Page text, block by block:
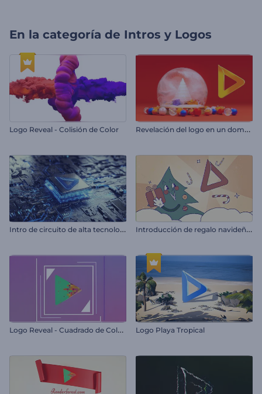
En la categoría de Intros y Logos
Logo Reveal - Colisión de Color R
evelación del logo en un domo de nieve
I
ntro de circuito de alta tecnología I
ntroducción de regalo navideño de dibujos animados
L
ogo Reveal - Cuadrado de Colores Logo Playa Tropical